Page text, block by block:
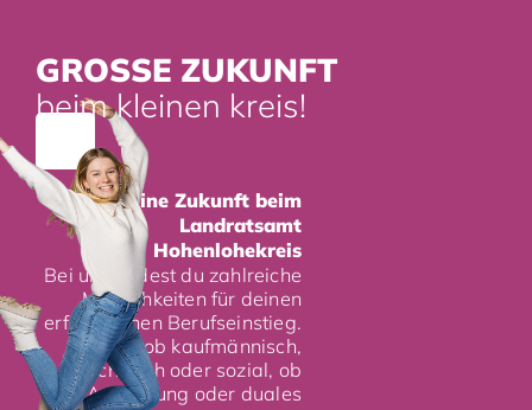
GROSSE ZUKUNFT
beim kleinen kreis!
Deine Zukunft beim
Landratsamt
Hohenlohekreis
Bei uns findest du zahlreiche
Möglichkeiten für deinen
erfolgreichen Berufseinstieg.
Egal ob kaufmännisch,
technisch oder sozial, ob
Ausbildung oder duales